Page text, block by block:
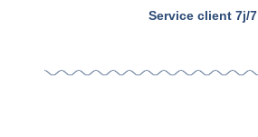
Service client 7j/7